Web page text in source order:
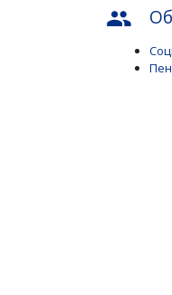
people